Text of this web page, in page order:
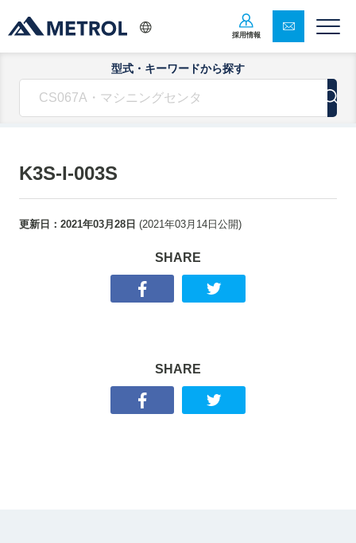
採用情報
型式・キーワードから探す
K3S-I-003S
更新日： 2021年03月28日 (2021年03月14日 公開)
SHARE
SHARE